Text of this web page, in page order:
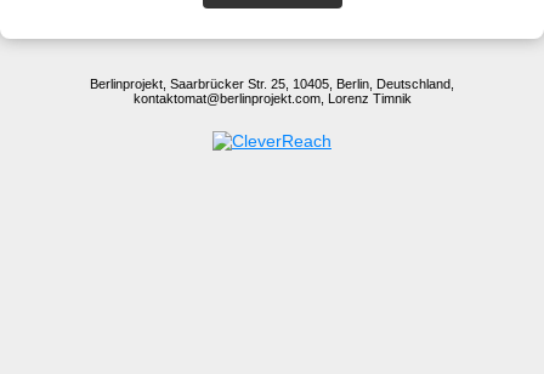
Berlinprojekt, Saarbrücker Str. 25, 10405, Berlin, Deutschland,
kontaktomat@berlinprojekt.com, Lorenz Timnik